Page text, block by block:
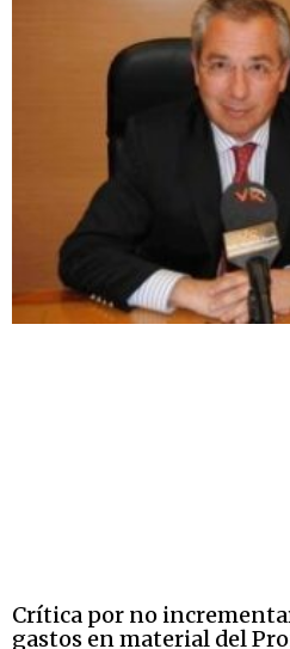
Crítica por no
gastos en material del